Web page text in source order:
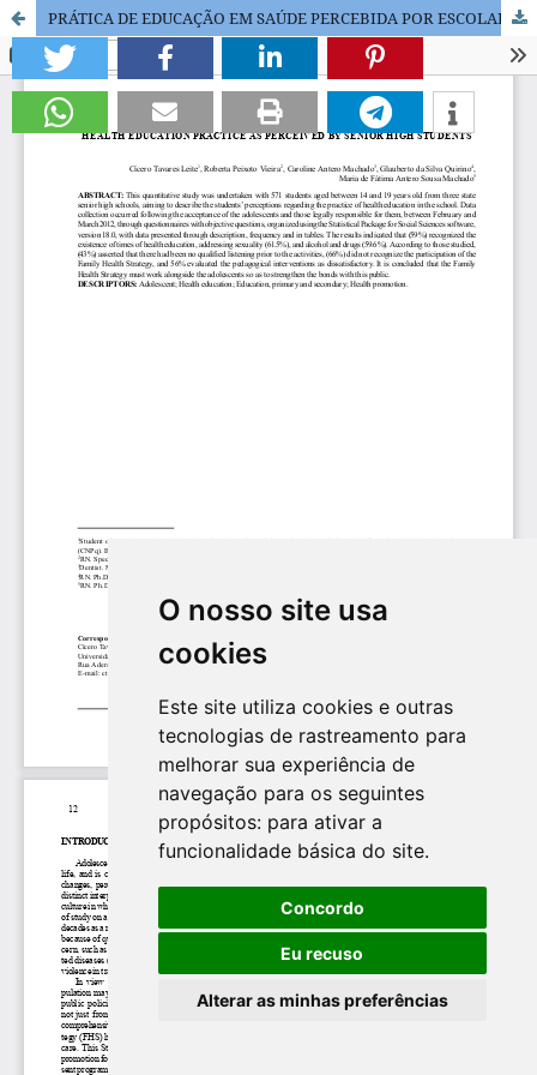
O nosso site usa
cookies
Este site utiliza cookies e outras
tecnologias de rastreamento para
melhorar sua experiência de
navegação para os seguintes
propósitos: para ativar a
funcionalidade básica do site.
Concordo
Eu recuso
Alterar as minhas preferências
PRÁTICA DE EDUCAÇÃO EM SAÚDE PERCEBIDA POR ESCOLARES